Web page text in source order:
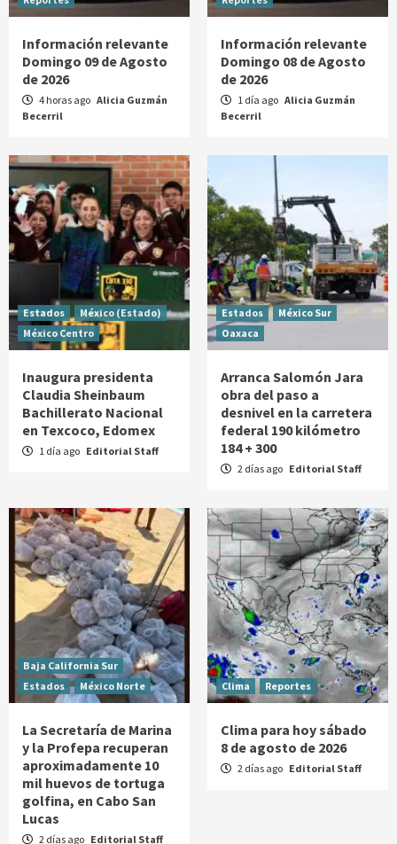
Información relevante
Domingo 09 de Agosto
de 2026
4 horas ago Alicia Guzmán
Becerril
Información relevante
Domingo 08 de Agosto
de 2026
1 día ago Alicia Guzmán
Becerril
Estados
México (Estado)
México Centro
Inaugura presidenta
Claudia Sheinbaum
Bachillerato Nacional
en Texcoco, Edomex
1 día ago Editorial Staff
Estados
México Sur
Oaxaca
Arranca Salomón Jara
obra del paso a
desnivel en la carretera
federal 190 kilómetro
184 + 300
2 días ago Editorial Staff
Baja California Sur
Estados
México Norte
La Secretaría de Marina
y la Profepa recuperan
aproximadamente 10
mil huevos de tortuga
golfina, en Cabo San
Lucas
2 días ago Editorial Staff
Clima Reportes
Clima para hoy sábado
8 de agosto de 2026
2 días ago Editorial Staff